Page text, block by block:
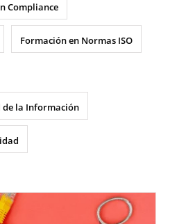
Compliance
Formación en Normas ISO
de la Información